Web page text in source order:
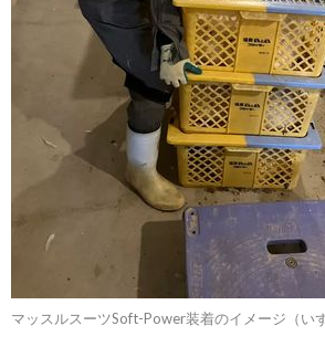
マッスルスーツSoft-Power装着のイメージ（い